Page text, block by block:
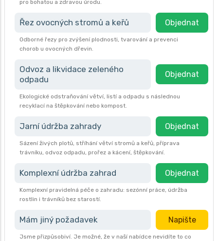
pro bohatou a zdravou úrodu.
Řez ovocných stromů a keřů Objednat
Odborné řezy pro zvýšení plodnosti, tvarování a prevenci
chorob u ovocných dřevin.
Odvoz a likvidace zeleného
odpadu
Objednat
Ekologické odstraňování větví, listí a odpadu s následnou
recyklací na štěpkování nebo kompost.
Jarní údržba zahrady Objednat
Sázení živých plotů, stříhání větví stromů a keřů, příprava
trávníku, odvoz odpadu, prořez a kácení, štěpkování.
Komplexní údržba zahrad Objednat
Komplexní pravidelná péče o zahradu: sezónní práce, údržba
rostlin i trávníků bez starostí.
Mám jiný požadavek Napište
Jsme přizpůsobiví. Je možné, že v naší nabídce nevidíte to co